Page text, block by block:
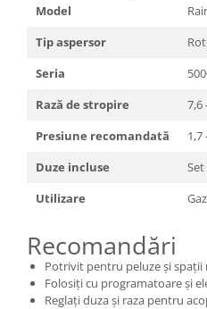
Model
Tip aspersor
Seria
Rază de stropire
7,6
Presiune recomandată
1,7
Duze incluse
Utilizare
Recomandări
Potrivit pentru peluze și spații
Folosiți cu programatoare și
Reglați duza și raza pentru